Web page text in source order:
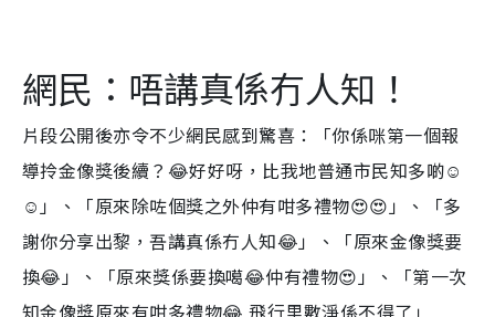
網民：唔講真係冇人知！
片段公開後亦令不少網民感到驚喜：「你係咪第一個報
導拎金像獎後續？😂好好呀，比我地普通市民知多啲☺️
☺️」、「原來除咗個獎之外仲有咁多禮物😍😍」、「多
謝你分享出黎，吾講真係冇人知😂」、「原來金像獎要
換😂」、「原來獎係要換噶😂仲有禮物😍」、「第一次